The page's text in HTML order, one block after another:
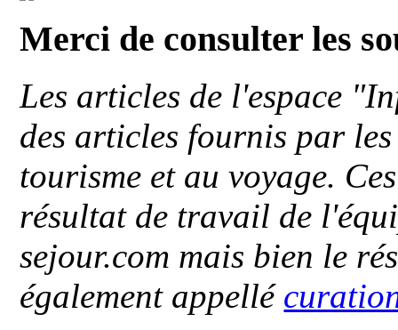
Merci de consulter les
Les articles de l'espace
des articles fournis par
tourisme et au voyage.
résultat de travail de
sejour.com mais bien le
également appellé